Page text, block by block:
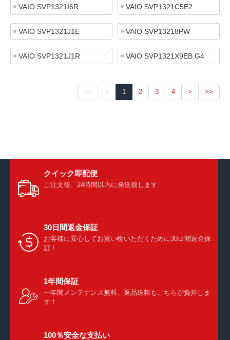
VAIO SVP1321I6R VAIO SVP1321C5E2
VAIO SVP1321J1E VAIO SVP13218PW
VAIO SVP1321J1R VAIO SVP1321X9EB.G4
<< < 1 2 3 4 > >>
クイック即配便
ご注文後、24時間以内に発送致します
30日間返金保証
お客様に安心してお買い物いただくために30日間返金保
証！
1年間保証
一年間メンテナンス無料、返品送料もこちらが負担しま
す！
100％安全な支払い